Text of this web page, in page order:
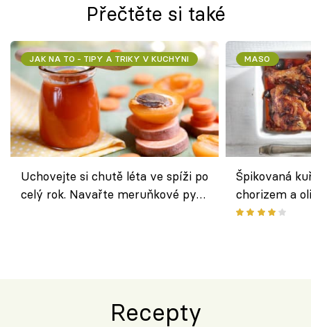
Přečtěte si také
JAK NA TO - TIPY A TRIKY V KUCHYNI
Uchovejte si chutě léta ve spíži po
celý rok. Navařte meruňkové pyré
MASO
Špikovaná
chorizem a
letní
Recepty